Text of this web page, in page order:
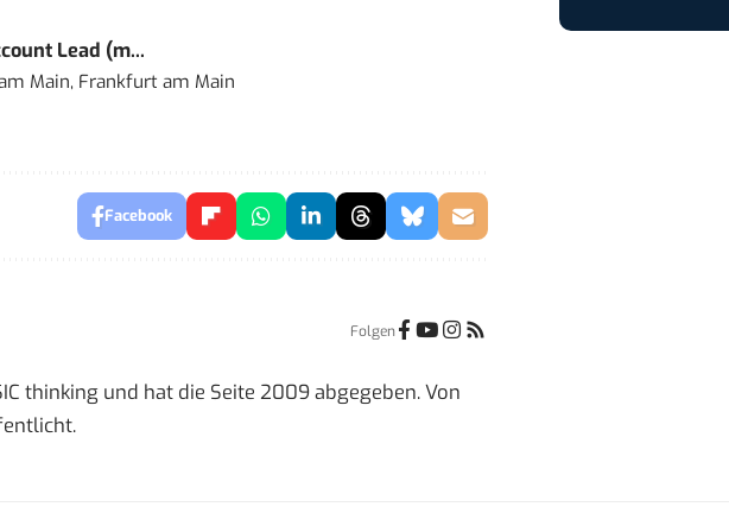
Lead (m...
Main, Frankfurt am Main
Facebook
Folgen
thinking und hat die Seite 2009 abgegeben. Von